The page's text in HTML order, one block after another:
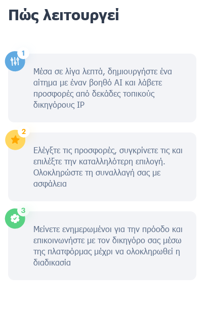
Πώς λειτουργεί
Μέσα σε λίγα λεπτά, δημιουργήστε ένα
αίτημα με έναν βοηθό AI και λάβετε
προσφορές από δεκάδες τοπικούς
δικηγόρους IP
Ελέγξτε τις προσφορές, συγκρίνετε τις και
επιλέξτε την καταλληλότερη επιλογή.
Ολοκληρώστε τη συναλλαγή σας με
ασφάλεια
Μείνετε ενημερωμένοι για την πρόοδο και
επικοινωνήστε με τον δικηγόρο σας μέσω
της πλατφόρμας μέχρι να ολοκληρωθεί η
διαδικασία